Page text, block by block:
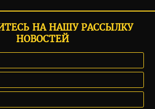
НА НАШУ РАССЫЛКУ
НОВОСТЕЙ